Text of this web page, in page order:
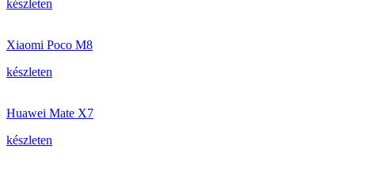
készleten
Xiaomi Poco M8
készleten
Huawei Mate X7
készleten